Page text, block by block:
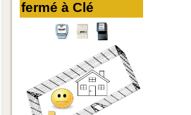
fermé à Clé